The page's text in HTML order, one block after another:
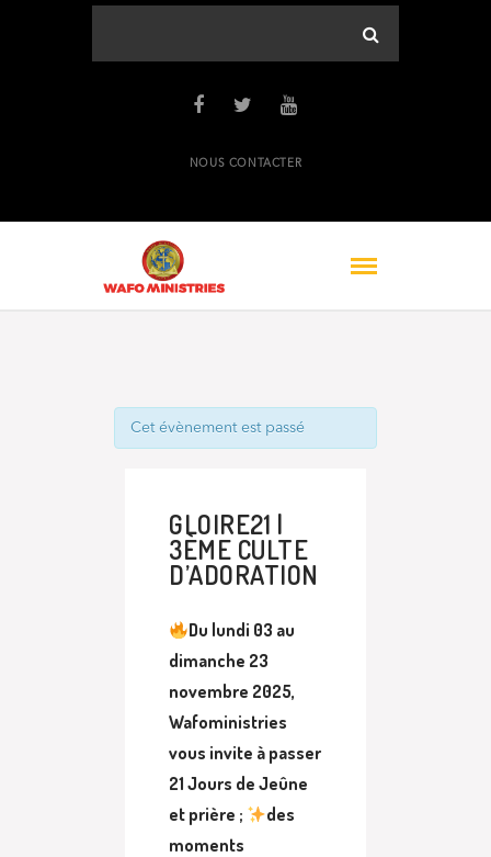
NOUS CONTACTER
Cet évènement est passé
GLOIRE21 |
3ÈME CULTE
D’ADORATION
Du lundi 03 au
dimanche 23
novembre 2025,
Wafoministries
vous invite à passer
21 Jours de Jeûne
et prière ;
des
moments